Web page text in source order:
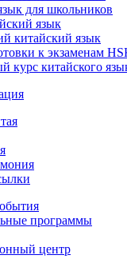
для школьников
язык
китайский язык
к экзаменам
курс китайского
программы
центр